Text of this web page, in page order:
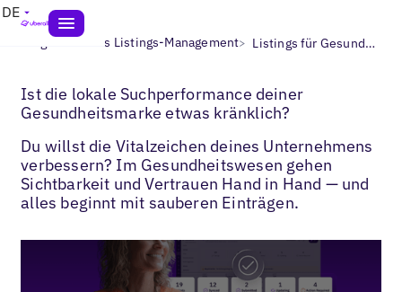
DE
Blogs> Lokales Listings-Management> Listings für Gesundheitsunternehmen
Ist die lokale Suchperformance deiner
Gesundheitsmarke etwas kränklich?
Du willst die Vitalzeichen deines Unternehmens
verbessern? Im Gesundheitswesen gehen
Sichtbarkeit und Vertrauen Hand in Hand — und
alles beginnt mit sauberen Einträgen.